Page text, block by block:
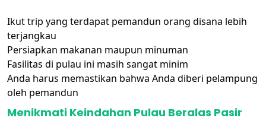
Ikut trip yang terdapat pemandun orang disana lebih
terjangkau
Persiapkan makanan maupun minuman
Fasilitas di pulau ini masih sangat minim
Anda harus memastikan bahwa Anda diberi pelampung
oleh pemandun
Menikmati Keindahan Pulau Beralas Pasir